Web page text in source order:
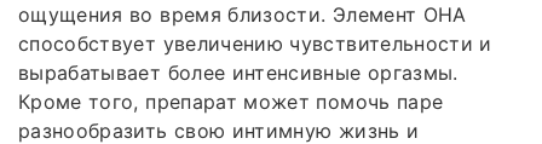
ощущения во время близости. Элемент ОНА
способствует увеличению чувствительности и
вырабатывает более интенсивные оргазмы.
Кроме того, препарат может помочь паре
разнообразить свою интимную жизнь и